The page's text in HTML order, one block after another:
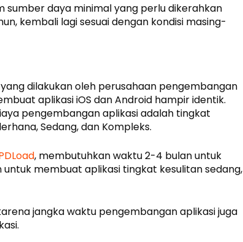
daya minimal yang perlu dikerahkan
kembali lagi sesuai dengan kondisi masing-
dilakukan oleh perusahaan pengembangan
aplikasi iOS dan Android hampir identik.
pengembangan aplikasi adalah tingkat
Sedang, dan Kompleks.
, membutuhkan waktu 2-4 bulan untuk
membuat aplikasi tingkat kesulitan sedang,
jangka waktu pengembangan aplikasi juga